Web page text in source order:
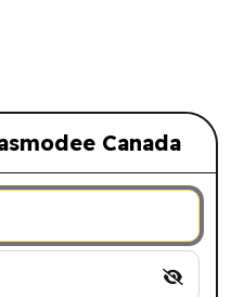
Canada
Canada